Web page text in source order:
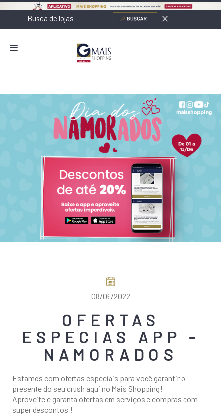
ALIMENTAÇÃO
NOVOS NEGÓCIOS
O SHOPPING
SERVIÇOS
SHOPPINGS DA GAZIT
COMO CHEGAR
08/06/2022
OFERTAS
ESPECIAS APP -
NAMORADOS
Estamos com ofertas especiais para você garantir o
presente do seu crush aqui no Mais Shopping!
Aproveite e garanta ofertas em serviços e compras com
super descontos !